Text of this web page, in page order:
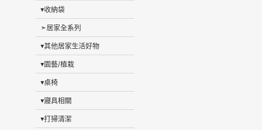
▾收納袋
➣居家全系列
▾其他居家生活好物
▾園藝/植栽
▾桌椅
▾寢具相關
▾打掃清潔